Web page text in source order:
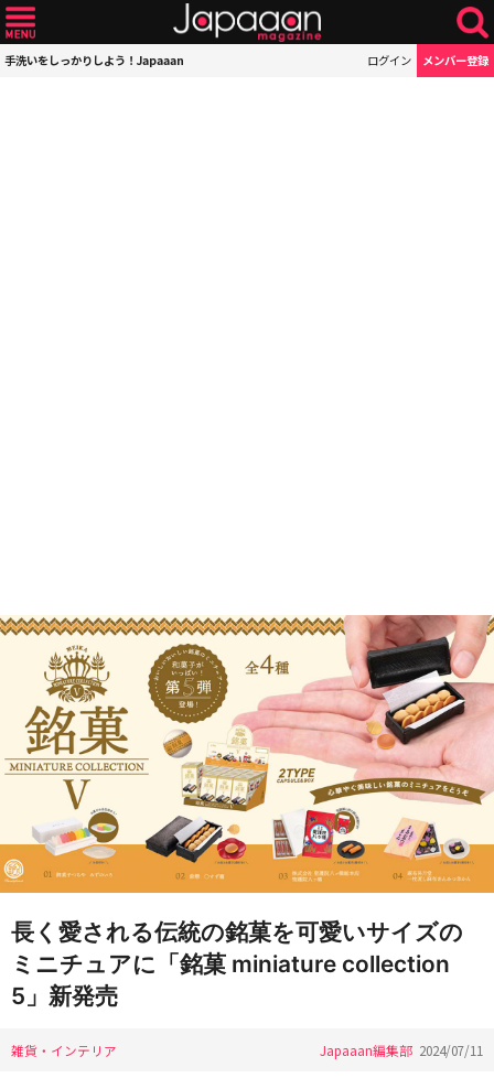
手洗いをしっかりしよう！Japaaan ログイン メンバー登録
長く愛される伝統の銘菓を可愛いサイズの
ミニチュアに「銘菓 miniature collection
5」新発売
雑貨・インテリア Japaaan編集部 2024/07/11